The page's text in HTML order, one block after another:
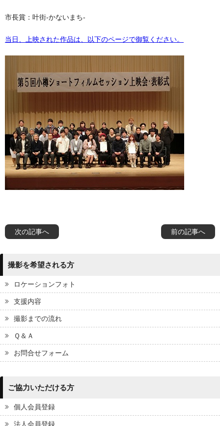
市長賞：叶街-かないまち-
当日、上映された作品は、以下のページで御覧ください。
前の記事へ
次の記事へ
撮影を希望される方
ロケーションフォト
支援内容
撮影までの流れ
Ｑ＆Ａ
お問合せフォーム
ご協力いただける方
個人会員登録
法人会員登録